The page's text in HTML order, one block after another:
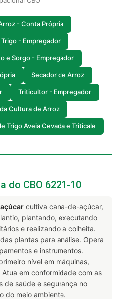
- Conta Própria
- Empregador
e Sorgo - Empregador
Secador de Arroz
Triticultor - Empregador
Cultura de Arroz
Trigo Aveia Cevada e Triticale
do CBO 6221-10
cultiva cana-de-açúcar,
plantando, executando
e realizando a colheita.
plantas para análise. Opera
e instrumentos.
nível em máquinas,
em conformidade com as
de saúde e segurança no
do meio ambiente.